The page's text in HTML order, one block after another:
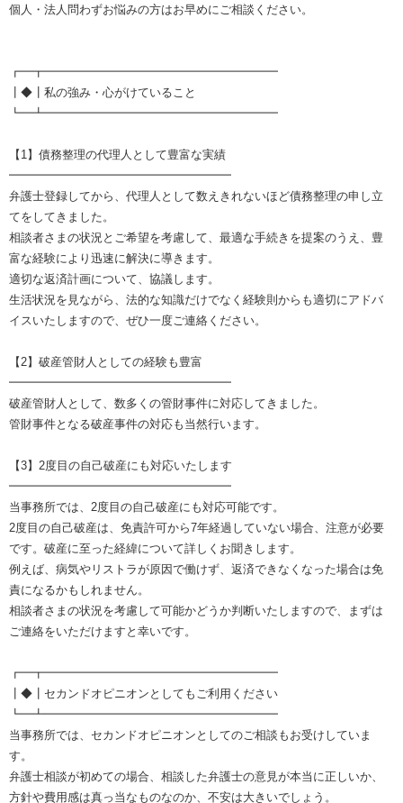
個人・法人問わずお悩みの方はお早めにご相談ください。
┏━┳━━━━━━━━━━━━━━━━━━━━
┃◆┃私の強み・心がけていること
┗━┻━━━━━━━━━━━━━━━━━━━━
【1】債務整理の代理人として豊富な実績
━━━━━━━━━━━━━━━━━━━
弁護士登録してから、代理人として数えきれないほど債務整理の申し立
てをしてきました。
相談者さまの状況とご希望を考慮して、最適な手続きを提案のうえ、豊
富な経験により迅速に解決に導きます。
適切な返済計画について、協議します。
生活状況を見ながら、法的な知識だけでなく経験則からも適切にアドバ
イスいたしますので、ぜひ一度ご連絡ください。
【2】破産管財人としての経験も豊富
━━━━━━━━━━━━━━━━━━━
破産管財人として、数多くの管財事件に対応してきました。
管財事件となる破産事件の対応も当然行います。
【3】2度目の自己破産にも対応いたします
━━━━━━━━━━━━━━━━━━━
当事務所では、2度目の自己破産にも対応可能です。
2度目の自己破産は、免責許可から7年経過していない場合、注意が必要
です。破産に至った経緯について詳しくお聞きします。
例えば、病気やリストラが原因で働けず、返済できなくなった場合は免
責になるかもしれません。
相談者さまの状況を考慮して可能かどうか判断いたしますので、まずは
ご連絡をいただけますと幸いです。
┏━┳━━━━━━━━━━━━━━━━━━━━
┃◆┃セカンドオピニオンとしてもご利用ください
┗━┻━━━━━━━━━━━━━━━━━━━━
当事務所では、セカンドオピニオンとしてのご相談もお受けしていま
す。
弁護士相談が初めての場合、相談した弁護士の意見が本当に正しいか、
方針や費用感は真っ当なものなのか、不安は大きいでしょう。